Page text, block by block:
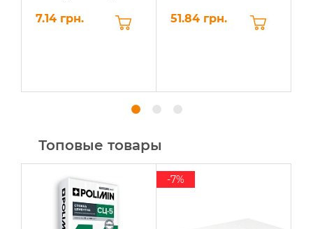
7.14 грн. 51.84 грн.
Топовые товары
-7%